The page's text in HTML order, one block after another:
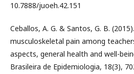
10.7888/juoeh.42.151
Ceballos, A. G. & Santos, G. B.
musculoskeletal pain among
aspects, general health and well-
Brasileira de Epidemiologia, 18(3),